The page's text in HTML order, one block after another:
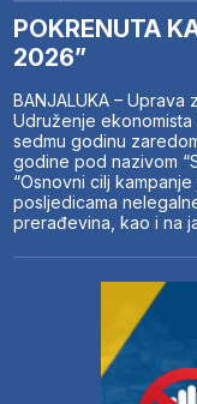
POKRENUTA
2026”
BANJALUKA –
Udruženje
sedmu godinu
godine pod nazivom
“Osnovni cilj
posljedicama
prerađevina, kao i na